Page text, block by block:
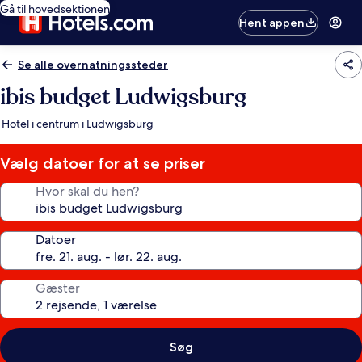
Gå til hovedsektionen
Hent appen
Se alle overnatningssteder
ibis budget Ludwigsburg
Hotel i centrum i Ludwigsburg
Vælg datoer for at se priser
Hvor skal du hen?
Datoer
Gæster
Søg